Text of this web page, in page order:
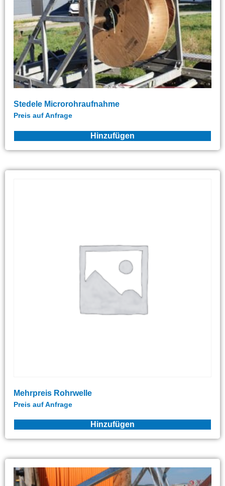
Stedele Microrohraufnahme
Preis auf Anfrage
Hinzufügen
Mehrpreis Rohrwelle
Preis auf Anfrage
Hinzufügen